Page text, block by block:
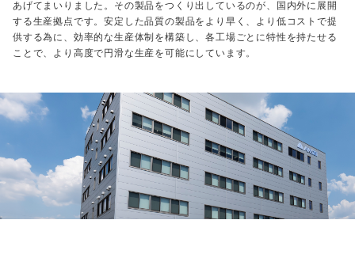
あげてまいりました。その製品をつくり出しているのが、国内外に展開
する生産拠点です。安定した品質の製品をより早く、より低コストで提
供する為に、効率的な生産体制を構築し、各工場ごとに特性を持たせる
ことで、より高度で円滑な生産を可能にしています。